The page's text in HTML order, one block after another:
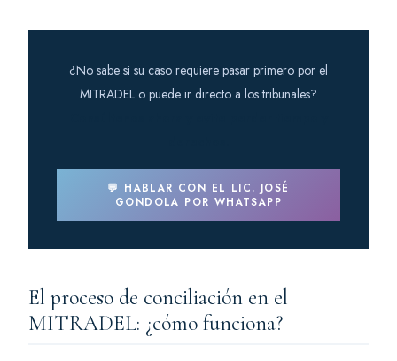
¿No sabe si su caso requiere pasar primero por el
MITRADEL o puede ir directo a los tribunales?
💬 HABLAR CON EL LIC. JOSÉ
GONDOLA POR WHATSAPP
El proceso de conciliación en el
MITRADEL: ¿cómo funciona?